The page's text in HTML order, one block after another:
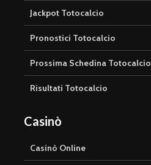
Jackpot Totocalcio
Pronostici Totocalcio
Prossima Schedina Totocalcio
Risultati Totocalcio
Casinò
Casinò Online